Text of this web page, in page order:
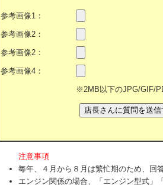
参考画像1：
参考画像2：
参考画像2：
参考画像4：
※2MB以下のJPG/GIF/
注意事項
毎年、４月から８月は繁忙期のため、回
エンジン関係の場合、「エンジン型式」